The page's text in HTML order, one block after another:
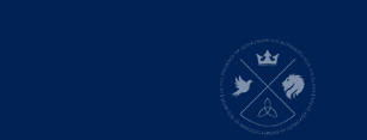
Hemel (31)
Israel (14)
Millennium(1)